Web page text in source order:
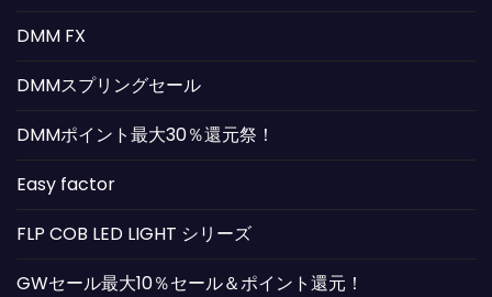
DMM FX
DMMスプリングセール
DMMポイント最大30％還元祭！
Easy factor
FLP COB LED LIGHT シリーズ
GWセール最大10％セール＆ポイント還元！